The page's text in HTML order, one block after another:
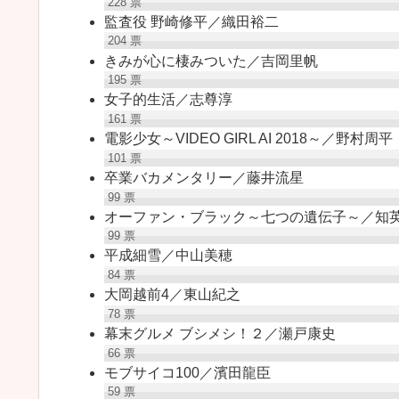
監査役 野崎修平／織田裕二
204票
きみが心に棲みついた／吉岡里帆
195票
女子的生活／志尊淳
161票
電影少女～VIDEO GIRL AI 2018～／野村周平
101票
卒業バカメンタリー／藤井流星
99票
オーファン・ブラック～七つの遺伝子～／知
99票
平成細雪／中山美穂
84票
大岡越前4／東山紀之
78票
幕末グルメ ブシメシ！２／瀬戸康史
66票
モブサイコ100／濱田龍臣
59票